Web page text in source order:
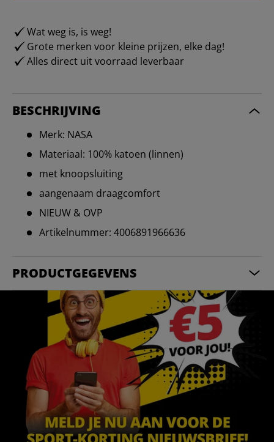
Wat weg is, is weg!
Grote merken voor kleine prijzen, elke dag!
Alles direct uit voorraad leverbaar
BESCHRIJVING
Merk: NASA
Materiaal: 100% katoen (linnen)
met knoopsluiting
aangenaam draagcomfort
NIEUW & OVP
Artikelnummer: 4006891966636
PRODUCTGEGEVENS